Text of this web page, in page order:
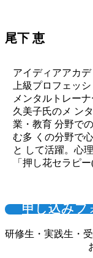
尾下 恵
アイディアアカ
上級プロフェッ
メンタルトレー
久美子氏のメ ン
業・教育 分野で
む多 くの分野で
と して活躍。心
「押し花セラピ
申し込みフ
研修生・実践生・